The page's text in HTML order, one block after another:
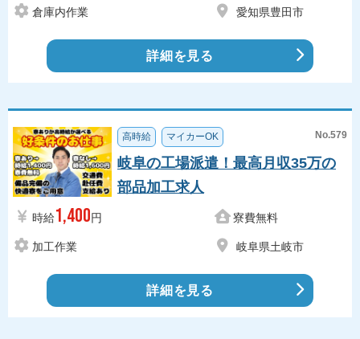
倉庫内作業 愛知県豊田市
詳細を見る
高時給 マイカーOK No.579
岐阜の工場派遣！最高月収35万の
部品加工求人
時給1,400円 寮費無料
加工作業 岐阜県土岐市
詳細を見る